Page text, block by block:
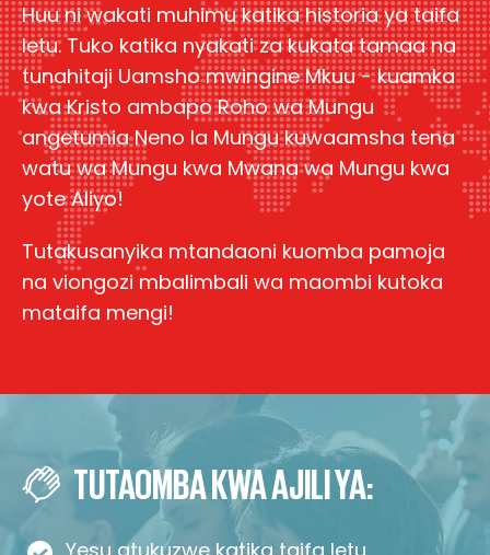
Huu ni wakati muhimu katika historia ya taifa
letu. Tuko katika nyakati za kukata tamaa na
tunahitaji Uamsho mwingine Mkuu - kuamka
kwa Kristo ambapo Roho wa Mungu
angetumia Neno la Mungu kuwaamsha tena
watu wa Mungu kwa Mwana wa Mungu kwa
yote Aliyo!
Tutakusanyika mtandaoni kuomba pamoja
na viongozi mbalimbali wa maombi kutoka
mataifa mengi!
TUTAOMBA KWA AJILI YA: